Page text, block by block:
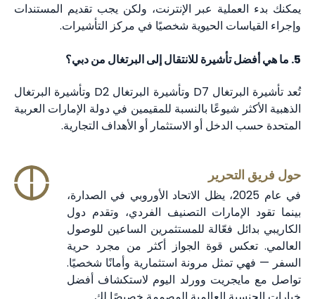
يمكنك بدء العملية عبر الإنترنت، ولكن يجب تقديم المستندات
وإجراء القياسات الحيوية شخصيًا في مركز التأشيرات.
5. ما هي أفضل تأشيرة للانتقال إلى البرتغال من دبي؟
تُعد تأشيرة البرتغال D7 وتأشيرة البرتغال D2 وتأشيرة البرتغال
الذهبية الأكثر شيوعًا بالنسبة للمقيمين في دولة الإمارات العربية
المتحدة حسب الدخل أو الاستثمار أو الأهداف التجارية.
حول فريق التحرير
في عام 2025، يظل الاتحاد الأوروبي في الصدارة،
بينما تقود الإمارات التصنيف الفردي، وتقدم دول
الكاريبي بدائل فعّالة للمستثمرين الساعين للوصول
العالمي. تعكس قوة الجواز أكثر من مجرد حرية
السفر — فهي تمثل مرونة استثمارية وأمانًا شخصيًا.
تواصل مع مايجريت وورلد اليوم لاستكشاف أفضل